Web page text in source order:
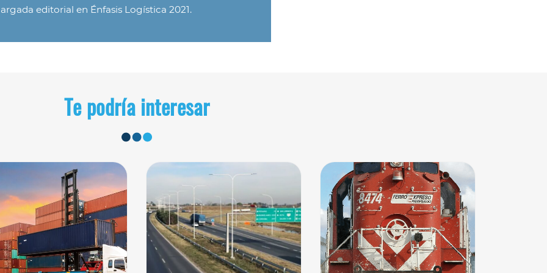
editorial en Énfasis Logística 2021.
Te podría interesar